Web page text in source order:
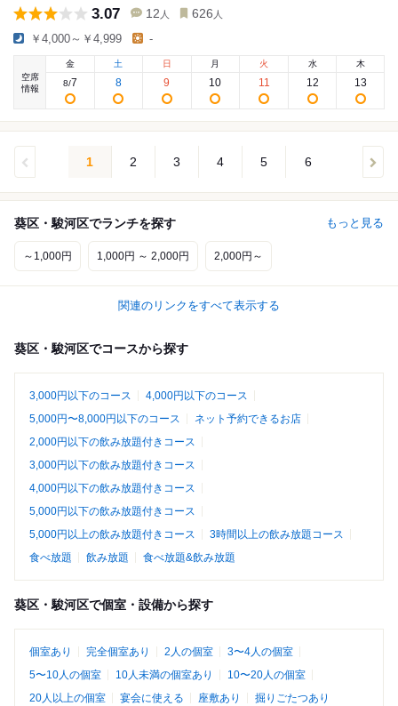
3.07 12 人 626 人
￥4,000～￥4,999 -
空席
情報
金
8/7
土
8
日
9
月
10
火
11
水
12
木
13
1 2 3 4 5 6
葵区・駿河区でランチを探す もっと見る
～1,000円 1,000円 ～ 2,000円 2,000円～
関連のリンクをすべて表示する
葵区・駿河区でコースから探す
3,000円以下のコース
4,000円以下のコース
5,000円〜8,000円以下のコース
ネット予約できるお店
2,000円以下の飲み放題付きコース
3,000円以下の飲み放題付きコース
4,000円以下の飲み放題付きコース
5,000円以下の飲み放題付きコース
5,000円以上の飲み放題付きコース
3時間以上の飲み放題コース
食べ放題
飲み放題 食べ放題&飲み放題
葵区・駿河区で個室・設備から探す
個室あり 完全個室あり 2人の個室
3〜4人の個室
5〜10人の個室
10人未満の個室あり
10〜20人の個室
20人以上の個室
宴会に使える 座敷あり 掘りごたつあり